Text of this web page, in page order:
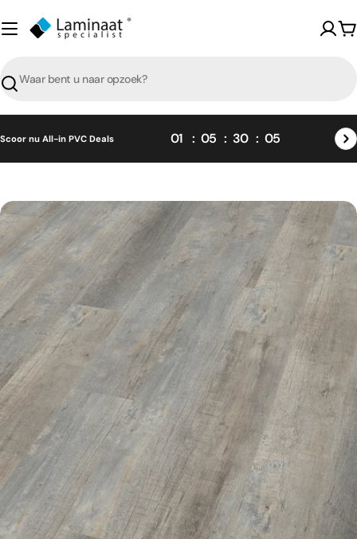
naar
content
Zoeken
Scoor nu All-in PVC Deals 01 05 30 04
Skip
naar
product
informatie